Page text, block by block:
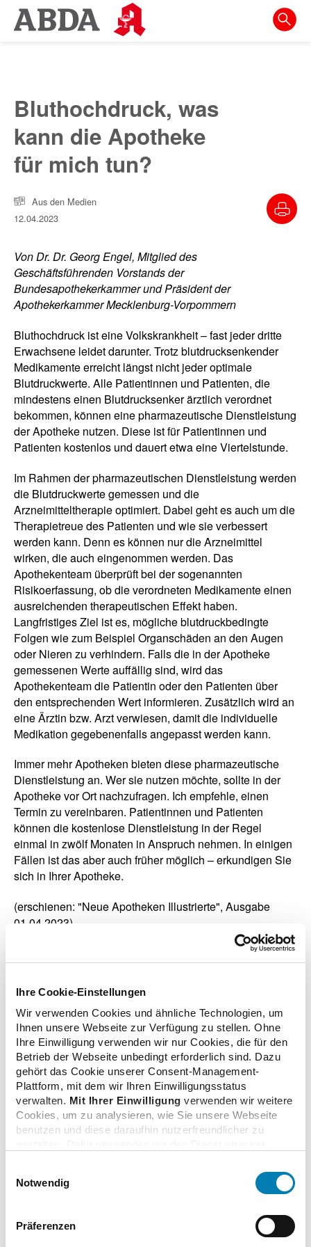
Ihre Cookie-Einstellungen
Wir verwenden Cookies und ähnliche Technologien, um
Ihnen unsere Webseite zur Verfügung zu stellen. Ohne
Ihre Einwilligung verwenden wir nur Cookies, die für den
Betrieb der Webseite unbedingt erforderlich sind. Dazu
gehört das Cookie unserer Consent-Management-
Plattform, mit dem wir Ihren Einwilligungsstatus
verwalten. Mit Ihrer Einwilligung verwenden wir weitere
Cookies, um zu analysieren, wie Sie unsere Webseite
benutzen und diese daraufhin nutzerfreundlicher zu
Adresse und Ihr Surfverhalten verarbeitet. Mit einem
Klick auf „Cookies zulassen“ stimmen Sie der
erforderlichen Cookies zu. Über die Schaltfläche „Nur
notwendige Cookies verwenden“ können Sie die nicht
Notwendig
Präferenzen
Springe
direkt
zur
Meta-
Navigation
Inhalt
zur
Bluthochdruck, was
kann die Apotheke
für mich tun?
Aus den Medien
12.04.2023
Von Dr. Dr. Georg Engel, Mitglied des
Geschäftsführenden Vorstands der
Bundesapothekerkammer und Präsident der
Apothekerkammer Mecklenburg-Vorpommern
Bluthochdruck ist eine Volkskrankheit – fast jeder dritte
Erwachsene leidet darunter. Trotz blutdrucksenkender
Medikamente erreicht längst nicht jeder optimale
Blutdruckwerte. Alle Patientinnen und Patienten, die
mindestens einen Blutdrucksenker ärztlich verordnet
bekommen, können eine pharmazeutische Dienstleistung
der Apotheke nutzen. Diese ist für Patientinnen und
Patienten kostenlos und dauert etwa eine Viertelstunde.
Im Rahmen der pharmazeutischen Dienstleistung werden
die Blutdruckwerte gemessen und die
Arzneimitteltherapie optimiert. Dabei geht es auch um die
Therapietreue des Patienten und wie sie verbessert
werden kann. Denn es können nur die Arzneimittel
wirken, die auch eingenommen werden. Das
Apothekenteam überprüft bei der sogenannten
Risikoerfassung, ob die verordneten Medikamente einen
ausreichenden therapeutischen Effekt haben.
Langfristiges Ziel ist es, mögliche blutdruckbedingte
Folgen wie zum Beispiel Organschäden an den Augen
oder Nieren zu verhindern. Falls die in der Apotheke
gemessenen Werte auffällig sind, wird das
Apothekenteam die Patientin oder den Patienten über
den entsprechenden Wert informieren. Zusätzlich wird an
eine Ärztin bzw. Arzt verwiesen, damit die individuelle
Medikation gegebenenfalls angepasst werden kann.
Immer mehr Apotheken bieten diese pharmazeutische
Dienstleistung an. Wer sie nutzen möchte, sollte in der
Apotheke vor Ort nachzufragen. Ich empfehle, einen
Termin zu vereinbaren. Patientinnen und Patienten
können die kostenlose Dienstleistung in der Regel
einmal in zwölf Monaten in Anspruch nehmen. In einigen
Fällen ist das aber auch früher möglich – erkundigen Sie
sich in Ihrer Apotheke.
(erschienen: "Neue Apotheken Illustrierte", Ausgabe
01.04.2023)
zurück zur Übersicht
Zusatzinformationen